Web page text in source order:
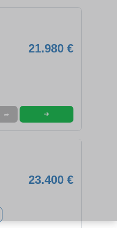
21.980 €
➦ ➜
23.400 €